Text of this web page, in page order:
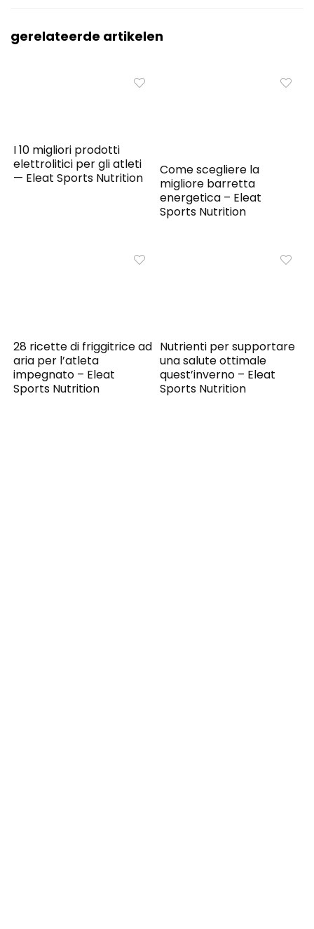
gerelateerde artikelen
I 10 migliori prodotti
elettrolitici per gli atleti
— Eleat Sports Nutrition
Come scegliere la
migliore barretta
energetica – Eleat
Sports Nutrition
28 ricette di friggitrice ad
aria per l’atleta
impegnato – Eleat
Sports Nutrition
Nutrienti per supportare
una salute ottimale
quest’inverno – Eleat
Sports Nutrition